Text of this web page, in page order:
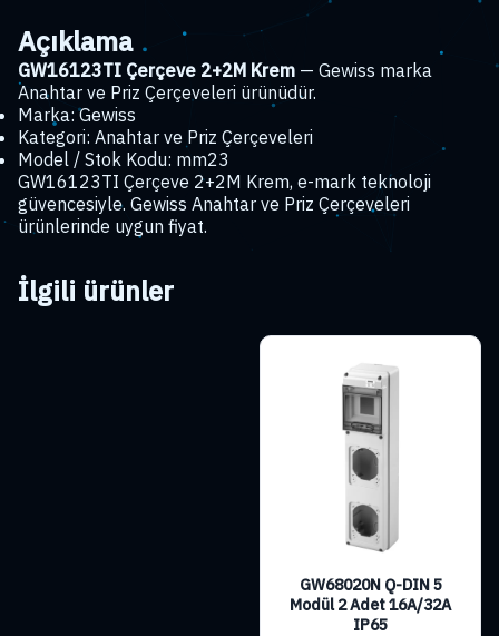
Açıklama
GW16123TI Çerçeve 2+2M Krem — Gewiss marka
Anahtar ve Priz Çerçeveleri ürünüdür.
Marka: Gewiss
Kategori: Anahtar ve Priz Çerçeveleri
Model / Stok Kodu: mm23
GW16123TI Çerçeve 2+2M Krem, e-mark teknoloji
güvencesiyle. Gewiss Anahtar ve Priz Çerçeveleri
ürünlerinde uygun fiyat.
İlgili ürünler
GW68020N Q-DIN 5
Modül 2 Adet 16A/32A
IP65